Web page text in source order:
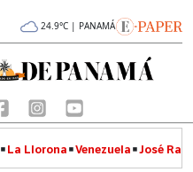
24.9°C | PANAMÁ
La Llorona Venezuela José